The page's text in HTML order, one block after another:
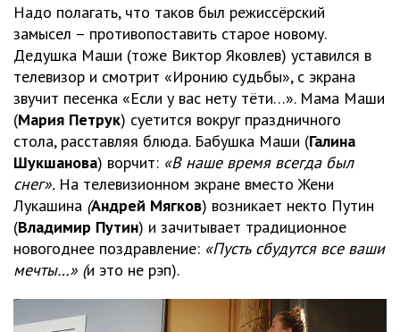
Надо полагать, что таков был режиссёрский
замысел – противопоставить старое новому.
Дедушка Маши (тоже Виктор Яковлев) уставился в
телевизор и смотрит «Иронию судьбы», с экрана
звучит песенка «Если у вас нету тёти…». Мама Маши
(Мария Петрук) суетится вокруг праздничного
стола, расставляя блюда. Бабушка Маши (Галина
Шукшанова) ворчит: «В наше время всегда был
снег». На телевизионном экране вместо Жени
Лукашина (Андрей Мягков) возникает некто Путин
(Владимир Путин) и зачитывает традиционное
новогоднее поздравление: «Пусть сбудутся все ваши
мечты…» (и это не рэп).